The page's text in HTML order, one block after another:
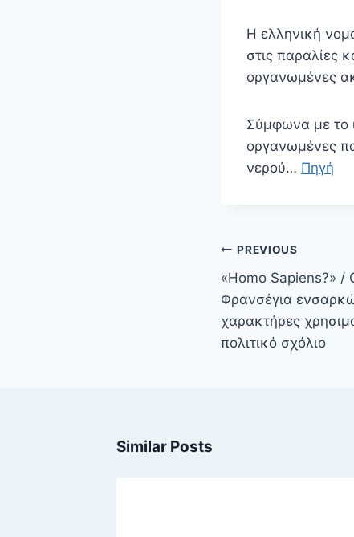
Η ελληνική
στις παραλίες
οργανωμένες
Σύμφωνα με το
οργανωμένες
νερού… Πηγή
Πλοήγηση
άρθρων
PREVIOUS
«Homo Sapiens?» /
Φρανσέγια
χαρακτήρες
πολιτικό σχόλιο
Similar Posts